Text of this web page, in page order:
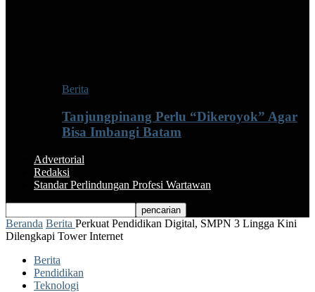
Berita
Tanjungpinang Perlu “Dikeroyok” Agar
Bisa Imbangi Batam
Advertorial
Redaksi
Standar Perlindungan Profesi Wartawan
Beranda Berita Perkuat Pendidikan Digital, SMPN 3 Lingga Kini
Dilengkapi Tower Internet
Berita
Pendidikan
Teknologi